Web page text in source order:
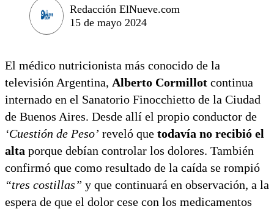
Redacción ElNueve.com
15 de mayo 2024
El médico nutricionista más conocido de la
televisión Argentina, Alberto Cormillot continua
internado en el Sanatorio Finocchietto de la Ciudad
de Buenos Aires. Desde allí el propio conductor de
‘Cuestión de Peso’ reveló que todavía no recibió el
alta porque debían controlar los dolores. También
confirmó que como resultado de la caída se rompió
“tres costillas” y que continuará en observación, a la
espera de que el dolor cese con los medicamentos